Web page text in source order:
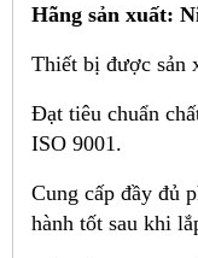
Hãng sản xuất:
Thiết bị được sản
Đạt tiêu chuẩn
ISO 9001.
Cung cấp đầy đủ
hành tốt sau khi